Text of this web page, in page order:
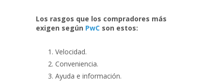
Los rasgos que los compradores más
exigen según PwC son estos:
Velocidad.
Conveniencia.
Ayuda e información.